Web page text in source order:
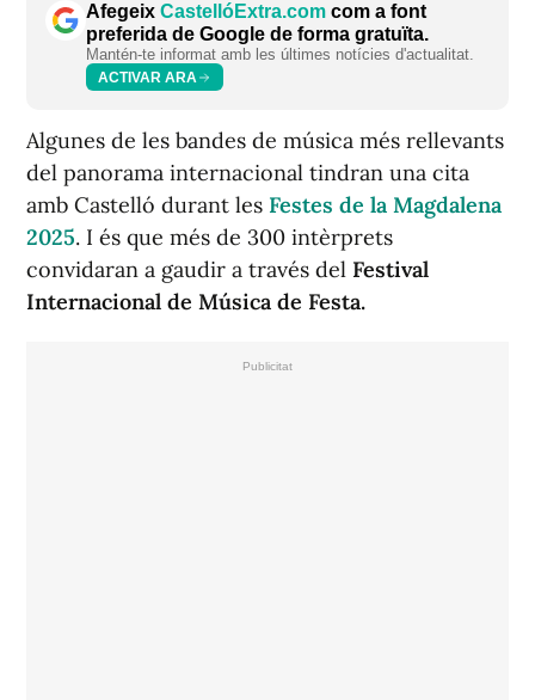
Afegeix CastellóExtra.com com a font
preferida de Google de forma gratuïta.
Mantén-te informat amb les últimes notícies d'actualitat.
ACTIVAR ARA
Algunes de les bandes de música més rellevants
del panorama internacional tindran una cita
amb Castelló durant les Festes de la Magdalena
2025. I és que més de 300 intèrprets
convidaran a gaudir a través del Festival
Internacional de Música de Festa.